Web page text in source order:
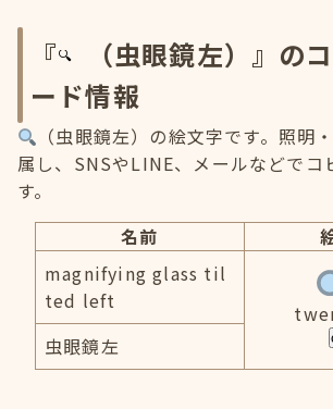
『
（虫眼鏡左）』の
ード情報
（虫眼鏡左）の絵文字です。照明
属し、SNSやLINE、メールなどでコ
す。
名前
magnifying glass til
ted left
虫眼鏡左